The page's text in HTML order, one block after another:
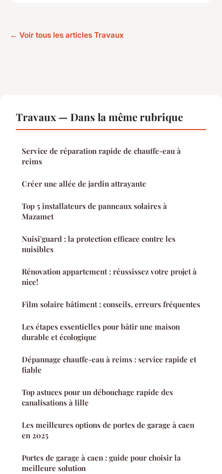
← Voir tous les articles Travaux
Travaux — Dans la même rubrique
Service de réparation rapide de chauffe-eau à
reims
Créer une allée de jardin attrayante
Top 5 installateurs de panneaux solaires à
Mazamet
Nuisi'guard : la protection efficace contre les
nuisibles
Rénovation appartement : réussissez votre projet à
nice!
Film solaire bâtiment : conseils, erreurs fréquentes
Les étapes essentielles pour bâtir une maison
durable et écologique
Dépannage chauffe-eau à reims : service rapide et
fiable
Top astuces pour un débouchage rapide des
canalisations à lille
Les meilleures options de portes de garage à caen
en 2025
Portes de garage à caen : guide pour choisir la
meilleure solution